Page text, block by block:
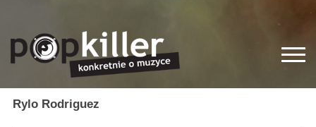
Rylo Rodriguez